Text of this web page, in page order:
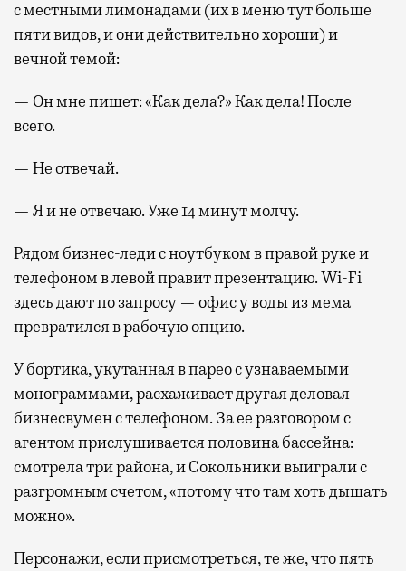
с местными лимонадами (их в меню тут больше
пяти видов, и они действительно хороши) и
вечной темой:
— Он мне пишет: «Как дела?» Как дела! После
всего.
— Не отвечай.
— Я и не отвечаю. Уже 14 минут молчу.
Рядом бизнес-леди с ноутбуком в правой руке и
телефоном в левой правит презентацию. Wi-Fi
здесь дают по запросу — офис у воды из мема
превратился в рабочую опцию.
У бортика, укутанная в парео с узнаваемыми
монограммами, расхаживает другая деловая
бизнесвумен с телефоном. За ее разговором с
агентом прислушивается половина бассейна:
смотрела три района, и Сокольники выиграли с
разгромным счетом, «потому что там хоть дышать
можно».
Персонажи, если присмотреться, те же, что пять